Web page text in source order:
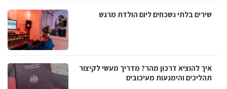
שירים בלתי נשכחים ליום הולדת מרגש
איך להוציא דרכון מהר? מדריך מעשי לקיצור
תהליכים והימנעות מעיכובים